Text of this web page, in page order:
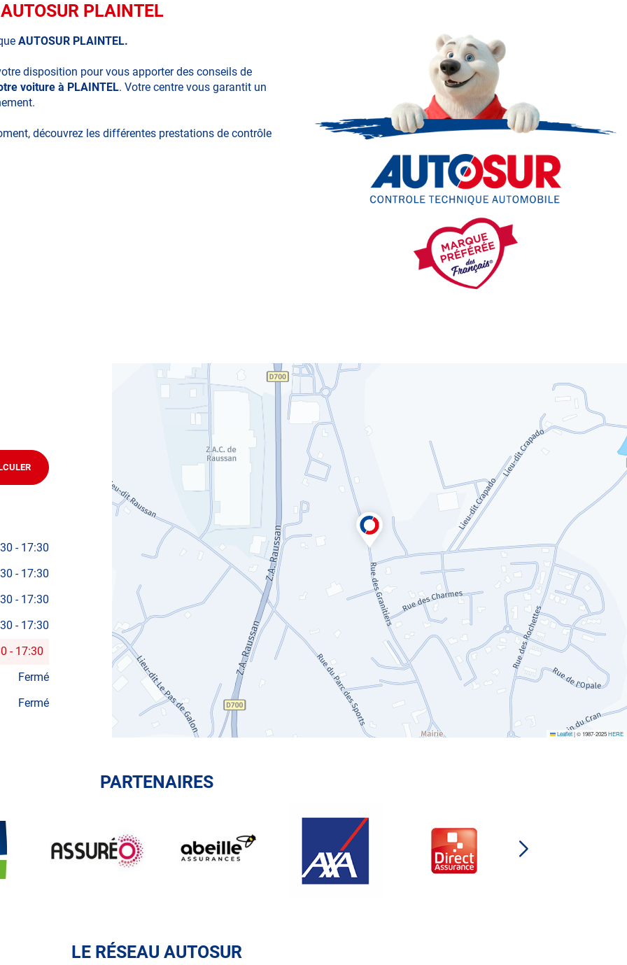
PLAINTEL
AUTOSUR PLAINTEL.
disposition pour vous apporter des conseils de
voiture à PLAINTEL. Votre centre vous garantit un
découvrez les différentes prestations de contrôle
votre véhicule : Prenez RDV dans votrecentre de
JUSQU'AU
POINT
- 17:30
- 17:30
- 17:30
- 17:30
- 17:30
Fermé
Fermé
Leaflet|© 1987-2025HERE
PARTENAIRES
LE RÉSEAU AUTOSUR